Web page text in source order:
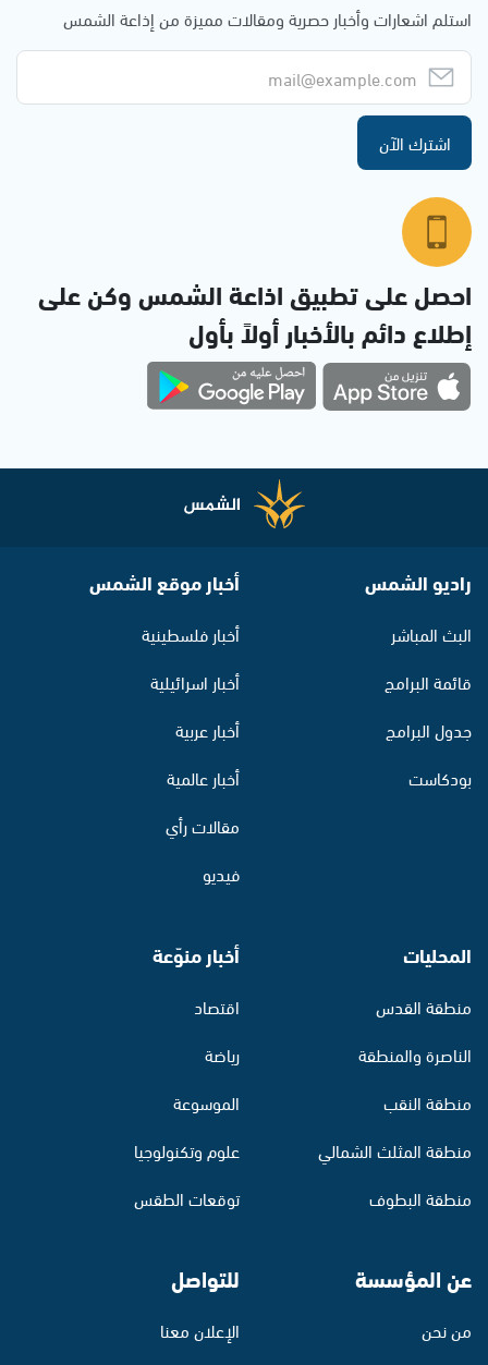
استلم اشعارات وأخبار حصرية ومقالات مميزة من إذاعة الشمس
اشترك الآن
احصل على تطبيق اذاعة الشمس وكن على
إطلاع دائم بالأخبار أولاً بأول
راديو الشمس
البث المباشر
قائمة البرامج
جدول البرامج
بودكاست
أخبار موقع الشمس
أخبار فلسطينية
أخبار اسرائيلية
أخبار عربية
أخبار عالمية
مقالات رأي
فيديو
المحليات
منطقة القدس
الناصرة والمنطقة
منطقة النقب
منطقة المثلث الشمالي
منطقة البطوف
أخبار منوّعة
اقتصاد
رياضة
الموسوعة
علوم وتكنولوجيا
توقعات الطقس
عن المؤسسة
من نحن
للتواصل
الإعلان معنا